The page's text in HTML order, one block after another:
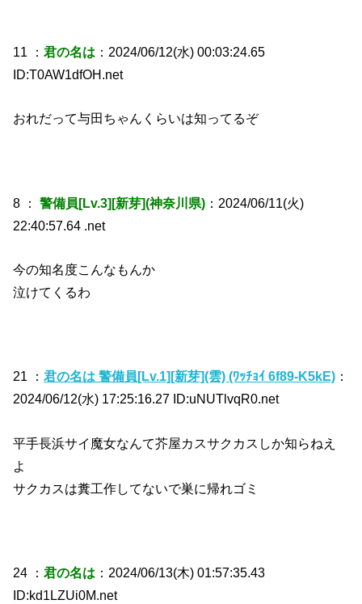
11 ：君の名は ：2024/06/12(水) 00:03:24.65
ID:T0AW1dfOH.net
おれだって与田ちゃんくらいは知ってるぞ
8 ： 警備員[Lv.3][新芽](神奈川県) ：2024/06/11(火)
22:40:57.64 .net
今の知名度こんなもんか
泣けてくるわ
21 ：君の名は 警備員[Lv.1][新芽](雲) (ﾜｯﾁｮｲ 6f89-K5kE) ：
2024/06/12(水) 17:25:16.27 ID:uNUTlvqR0.net
平手長浜サイ魔女なんて芥屋カスサクカスしか知らねえ
よ
サクカスは糞工作してないで巣に帰れゴミ
24 ：君の名は ：2024/06/13(木) 01:57:35.43
ID:kd1LZUi0M.net